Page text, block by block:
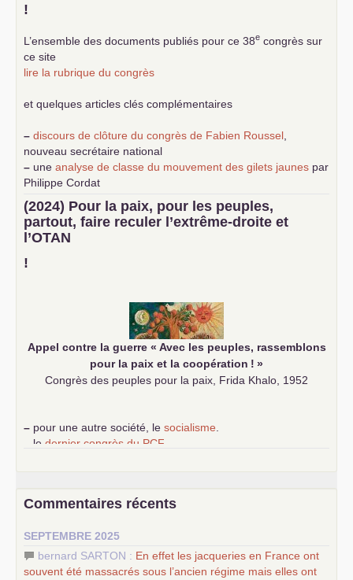
!
L’ensemble des documents publiés pour ce 38e congrès sur
ce site
lire la rubrique du congrès
et quelques articles clés complémentaires
– discours de clôture du congrès de Fabien Roussel
nouveau secrétaire national
– une analyse de classe du mouvement des gilets jaunes par
Philippe Cordat
–
un texte de Jean-Claude Delaunay
le marxisme est la
science sociale de notre temps
–un appel proposé aux partis communistes et ouvrier
d’Europe
–
(2024) Pour la paix, pour les peuples,
partout, faire reculer l’extrême-droite et
l’OTAN
!
Appel contre la guerre « Avec les peuples, rassemblons
pour la paix et la coopération ! »
Congrès des peuples pour la paix, Frida Khalo, 1952
– pour une autre société, le socialisme
le dernier congrès du PCF
science sociale de notre temps
d’Europe
–lescinq chantiers pour contribuer au débat sur le projet
communiste
Commentaires récents
SEPTEMBRE 2025
bernard SARTON : En effet les jacqueries en France ont
souvent été massacrés sous l’ancien régime mais elles ont